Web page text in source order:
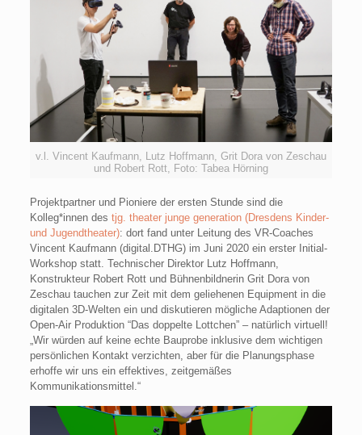
v.l. Vincent Kaufmann, Lutz Hoffmann, Grit Dora von Zeschau
und Robert Rott, Foto: Tabea Hörning
Projektpartner und Pioniere der ersten Stunde sind die
Kolleg*innen des tjg. theater junge generation (Dresdens Kinder-
und Jugendtheater): dort fand unter Leitung des VR-Coaches
Vincent Kaufmann (digital.DTHG) im Juni 2020 ein erster Initial-
Workshop statt. Technischer Direktor Lutz Hoffmann,
Konstrukteur Robert Rott und Bühnenbildnerin Grit Dora von
Zeschau tauchen zur Zeit mit dem geliehenen Equipment in die
digitalen 3D-Welten ein und diskutieren mögliche Adaptionen der
Open-Air Produktion “Das doppelte Lottchen” – natürlich virtuell!
„Wir würden auf keine echte Bauprobe inklusive dem wichtigen
persönlichen Kontakt verzichten, aber für die Planungsphase
erhoffe wir uns ein effektives, zeitgemäßes
Kommunikationsmittel.“